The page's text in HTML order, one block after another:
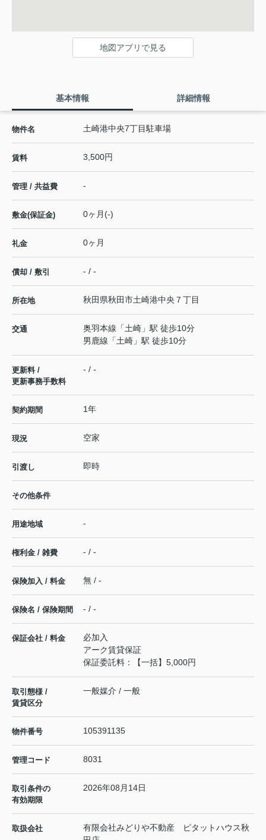
地図アプリで見る
基本情報 詳細情報
物件名 土崎港中央7丁目駐車場
賃料 3,500円
管理 / 共益費 -
敷金(保証金) 0ヶ月(-)
礼金 0ヶ月
償却 / 敷引 - / -
所在地 秋田県秋田市土崎港中央 ７丁目
交通 奥羽本線 「土崎 」駅 徒歩10分
男鹿線 「土崎 」駅 徒歩10分
更新料 /
更新事務手数料
- / -
契約期間 1年
現況 空家
引渡し 即時
その他条件
用途地域 -
権利金 / 雑費 - / -
保険加入 / 料金 無 / -
保険名 / 保険期間 - / -
保証会社 / 料金
必加入
アーク賃貸保証
保証委託料：【一括】5,000円
取引態様 /
賃貸区分
一般媒介 / 一般
物件番号 105391135
管理コード 8031
取引条件の
有効期限
2026年08月14日
取扱会社
有限会社みどりや不動産 ピタットハウス秋